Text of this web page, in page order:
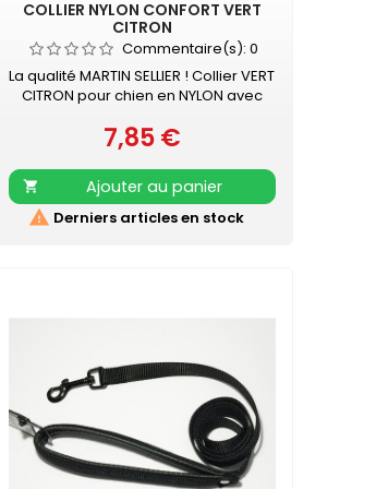
COLLIER NYLON CONFORT VERT
CITRON
Commentaire(s):0
La qualité MARTIN SELLIER ! Collier VERT
CITRON pour chien en NYLON avec
surpiqûre couleur Collier doublé de
mousse surpiquée pour davantage
de confort Nylon ultra-résistant
Boucle laquée noire Couleur
acidulée qui soulignera tout type de
pelage. Existe aussi en turquoise,
Prix
7,85 €

Ajouter au panier
 Derniers articles en stock